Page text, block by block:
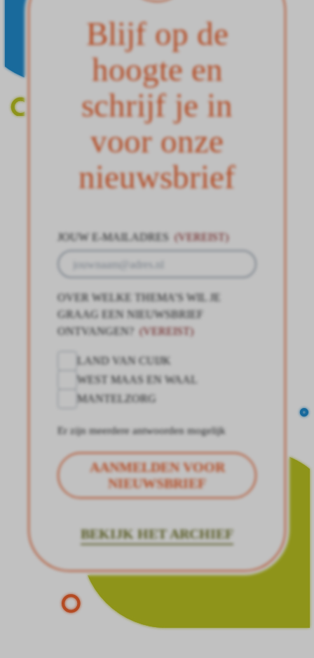
Blijf op de
hoogte en
schrijf je in
voor onze
nieuwsbrief
JOUW E-MAILADRES (VEREIST)
OVER WELKE THEMA’S WIL JE
GRAAG EEN NIEUWSBRIEF
ONTVANGEN?
(VEREIST)
LAND VAN CUIJK
WEST MAAS EN WAAL
MANTELZORG
Er zijn meerdere antwoorden mogelijk
AANMELDEN VOOR
NIEUWSBRIEF
BEKIJK HET ARCHIEF